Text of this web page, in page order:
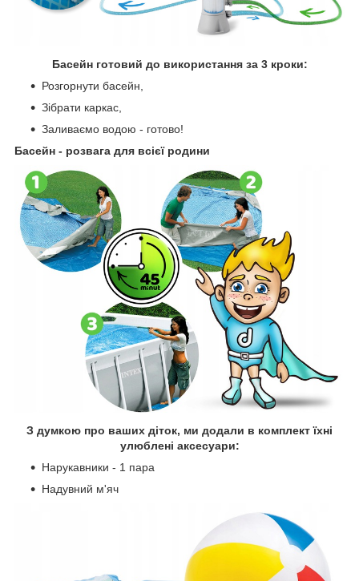
Басейн готовий до використання за 3 кроки:
Розгорнути басейн,
Зібрати каркас,
Заливаємо водою - готово!
Басейн - розвага для всієї родини
З думкою про ваших діток, ми додали в комплект їхні
улюблені аксесуари:
Нарукавники - 1 пара
Надувний м'яч